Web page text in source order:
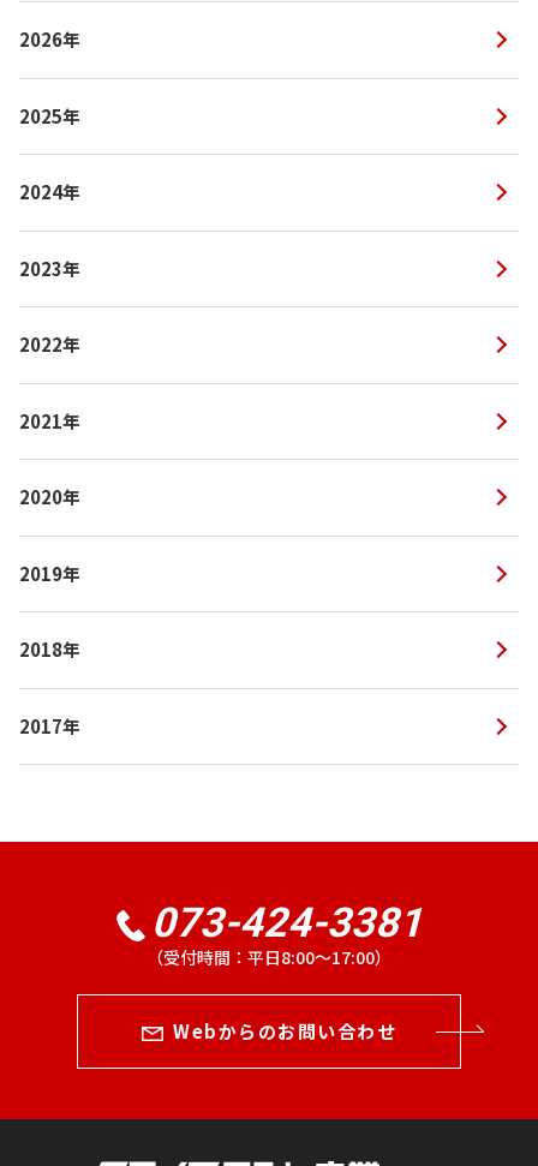
2026年
2025年
2024年
2023年
2022年
2021年
2020年
2019年
2018年
2017年
073-424-3381
（受付時間：平日8:00〜17:00）
Webからのお問い合わせ